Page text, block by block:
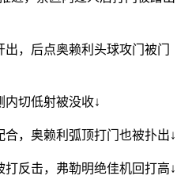
，后点奥赖利头球攻门被门
内切低射被没收↓
合，奥赖利弧顶打门也被扑出↓
打反击，弗勒明绝佳机回打高↓